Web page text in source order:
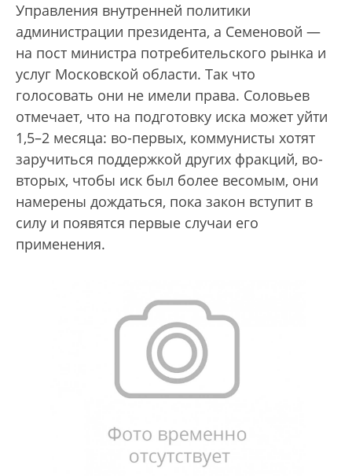
Управления внутренней политики
администрации президента, а Семеновой —
на пост министра потребительского рынка и
услуг Московской области. Так что
голосовать они не имели права. Соловьев
отмечает, что на подготовку иска может уйти
1,5–2 месяца: во-первых, коммунисты хотят
заручиться поддержкой других фракций, во-
вторых, чтобы иск был более весомым, они
намерены дождаться, пока закон вступит в
силу и появятся первые случаи его
применения.